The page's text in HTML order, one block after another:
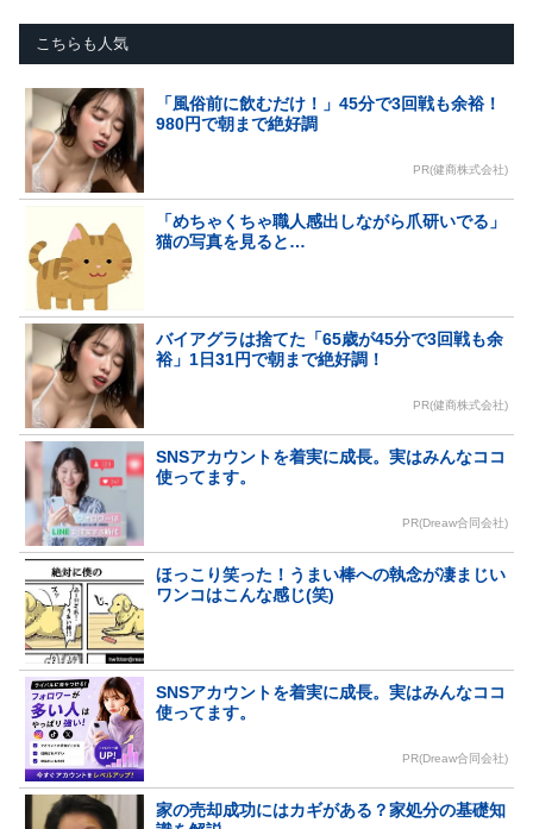
こちらも人気
「風俗前に飲むだけ！」45分で3回戦も余裕！
980円で朝まで絶好調
PR(健商株式会社)
「めちゃくちゃ職人感出しながら爪研いでる」
猫の写真を見ると…
バイアグラは捨てた「65歳が45分で3回戦も余
裕」1日31円で朝まで絶好調！
PR(健商株式会社)
SNSアカウントを着実に成長。実はみんなココ
使ってます。
PR(Dreaw合同会社)
ほっこり笑った！うまい棒への執念が凄まじい
ワンコはこんな感じ(笑)
SNSアカウントを着実に成長。実はみんなココ
使ってます。
PR(Dreaw合同会社)
家の売却成功にはカギがある？家処分の基礎知